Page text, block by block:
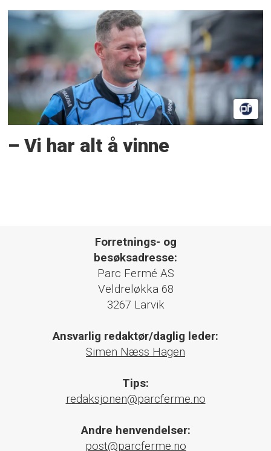
– Vi har alt å vinne
Forretnings- og
besøksadresse:
Parc Fermé AS
Veldreløkka 68
3267 Larvik
Ansvarlig redaktør/daglig leder:
Simen Næss Hagen
Tips:
redaksjonen@parcferme.no
Andre henvendelser:
post@parcferme.no